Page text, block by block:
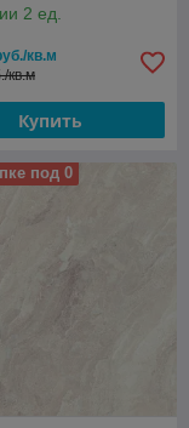
2 ед.
кв.м
кв.м
Купить
под 0